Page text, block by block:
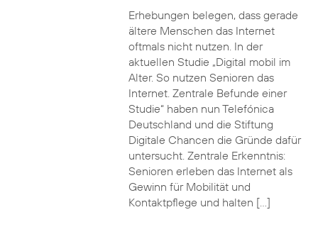
Erhebungen belegen, dass gerade
ältere Menschen das Internet
oftmals nicht nutzen. In der
aktuellen Studie „Digital mobil im
Alter. So nutzen Senioren das
Internet. Zentrale Befunde einer
Studie“ haben nun Telefónica
Deutschland und die Stiftung
Digitale Chancen die Gründe dafür
untersucht. Zentrale Erkenntnis:
Senioren erleben das Internet als
Gewinn für Mobilität und
Kontaktpflege und halten […]